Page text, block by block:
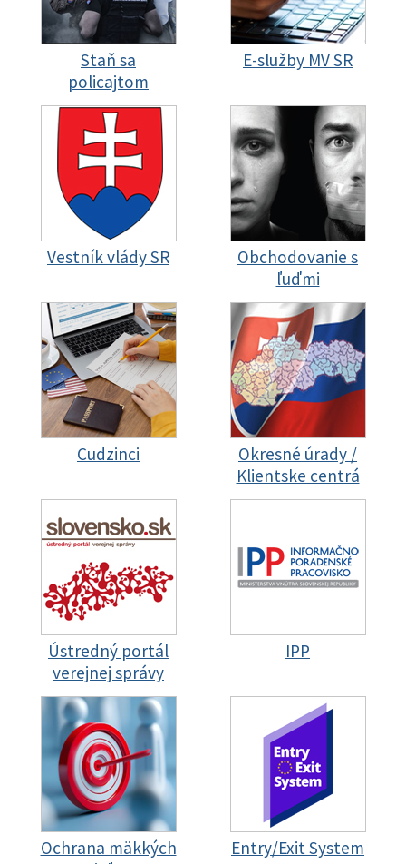
Staň sa
policajtom
E-služby MV SR
Vestník vlády SR
Obchodovanie s
ľuďmi
Cudzinci
Okresné úrady /
Klientske centrá
Ústredný portál
verejnej správy
IPP
Ochrana mäkkých
Entry/Exit System